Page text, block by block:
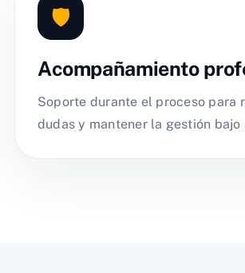
🛡️
Acompañamiento
Soporte durante el proceso para
dudas y mantener la gestión bajo